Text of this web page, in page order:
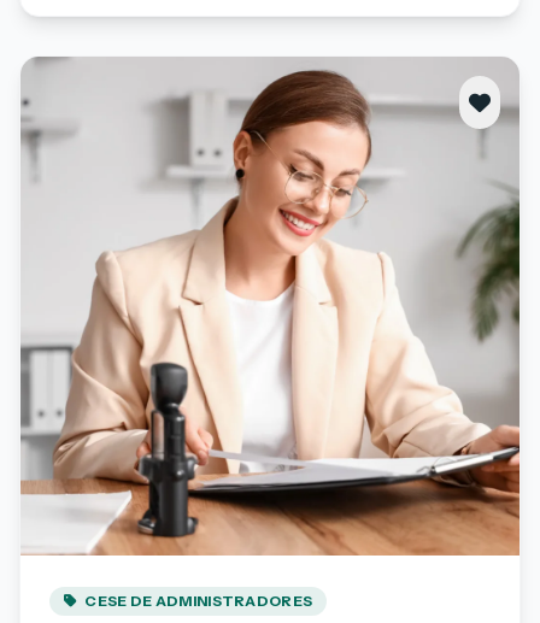
CESE DE ADMINISTRADORES